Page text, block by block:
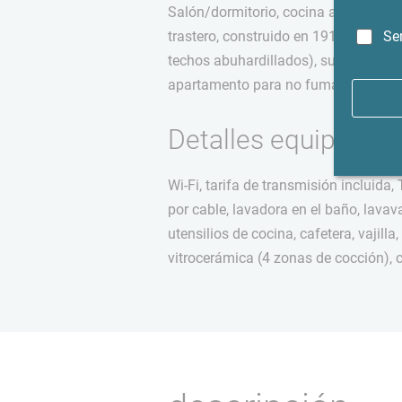
Salón/dormitorio, cocina abierta
trastero, construido en 1912,
techos abuhardillados), suelo
apartamento para no fumadores.
Detalles
Wi-Fi, tarifa de transmisión incluida,
por cable, lavadora en el baño,
utensilios de cocina, cafetera,
vitrocerámica (4 zonas de cocción),